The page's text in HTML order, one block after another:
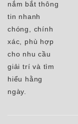
nắm bắt thông
tin nhanh
chóng, chính
xác, phù hợp
cho nhu cầu
giải trí và tìm
hiểu hằng
ngày.